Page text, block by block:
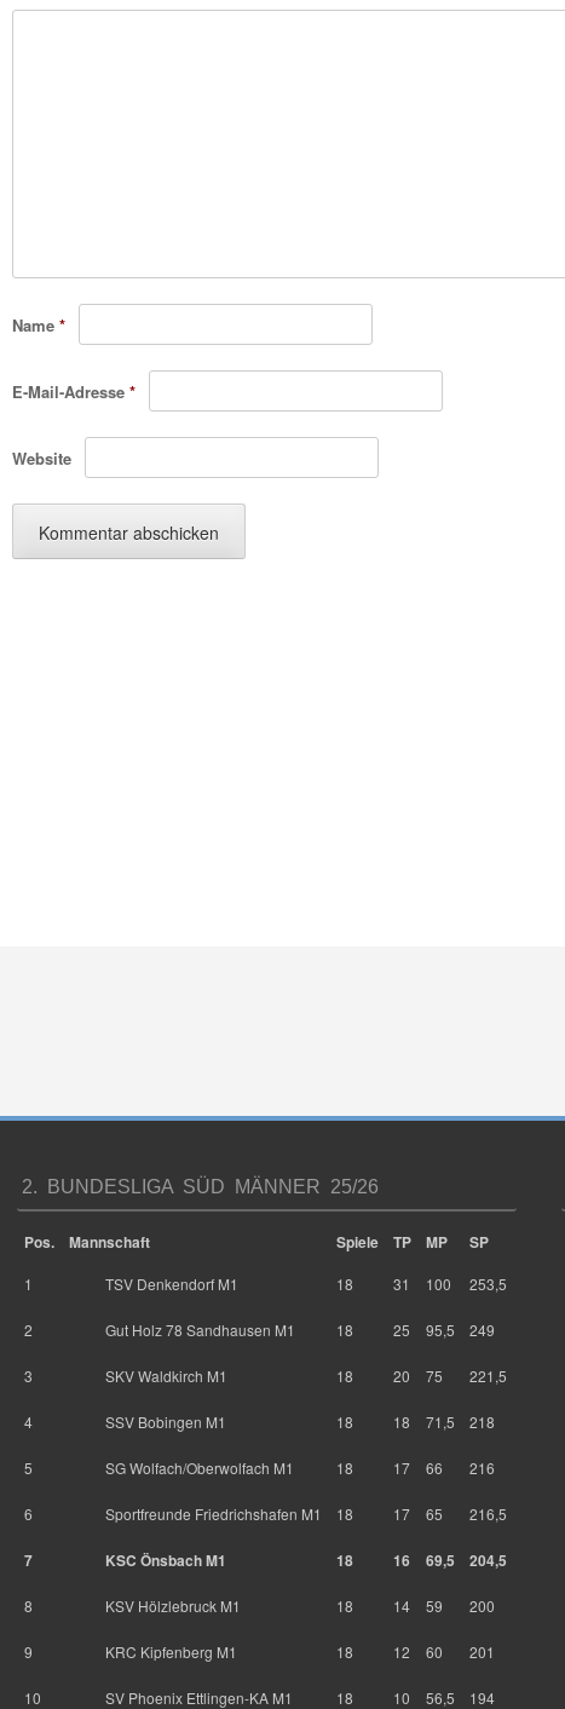
Name *
E-Mail-Adresse *
Website
2. BUNDESLIGA SÜD MÄNNER 25/26
Pos. Mannschaft Spiele TP MP SP
1 TSV Denkendorf M1 18 31 100 253,5
2 Gut Holz 78 Sandhausen M1 18 25 95,5 249
3 SKV Waldkirch M1 18 20 75 221,5
4 SSV Bobingen M1 18 18 71,5 218
5 SG Wolfach/Oberwolfach M1 18 17 66 216
6 Sportfreunde Friedrichshafen M1 18 17 65 216,5
7 KSC Önsbach M1 18 16 69,5 204,5
8 KSV Hölzlebruck M1 18 14 59 200
9 KRC Kipfenberg M1 18 12 60 201
10 SV Phoenix Ettlingen-KA M1 18 10 56,5 194